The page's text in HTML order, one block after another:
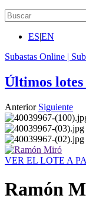
ES|EN
Subastas Online |
Últimos
Anterior Siguiente
VER EL LOTE A
Ramón